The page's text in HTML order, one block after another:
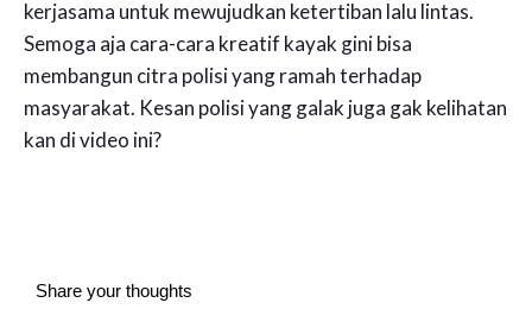
kerjasama untuk mewujudkan ketertiban lalu lintas.
Semoga aja cara-cara kreatif kayak gini bisa
membangun citra polisi yang ramah terhadap
masyarakat. Kesan polisi yang galak juga gak kelihatan
kan di video ini?
Share your thoughts